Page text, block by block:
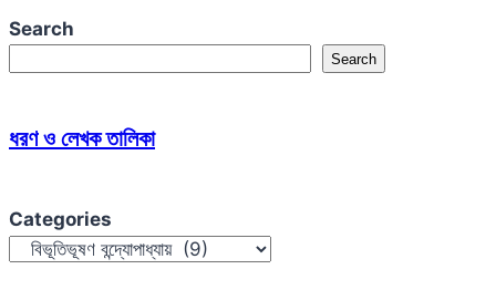
Search
Search
ধরণ ও লেখক তালিকা
Categories